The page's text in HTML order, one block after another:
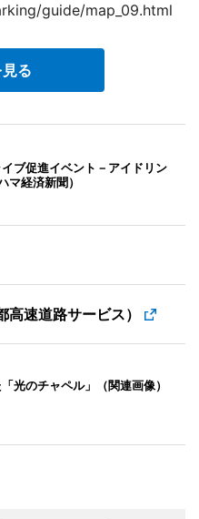
guide/map_09.html
る
ブ促進イベント－アイドリン
マ経済新聞）
速道路サービス）
光のチャペル」（関連画像）